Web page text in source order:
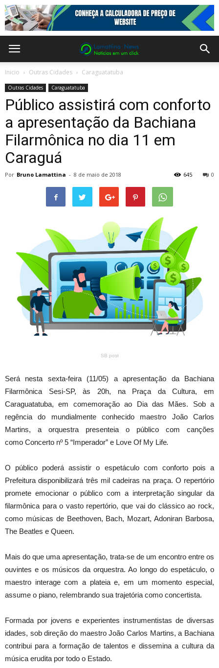
Inicio Outras Cidades Caraguatatuba
Outras Cidades Caraguatatuba
Público assistirá com conforto
a apresentação da Bachiana
Filarmônica no dia 11 em
Caraguá
Por Bruno Lamattina - 8 de maio de 2018 0
645
SB post
Será nesta sexta-feira (11/05) a apresentação da Bachiana
Filarmônica Sesi-SP, às 20h, na Praça da Cultura, em
Caraguatatuba, em comemoração ao Dia das Mães. Sob a
regência do mundialmente conhecido maestro João Carlos
Martins, a orquestra presenteia o público com canções
como Concerto nº 5 “Imperador” e Love Of My Life.
O público poderá assistir o espetáculo com conforto pois a
Prefeitura disponibilizará três mil cadeiras na praça. O repertório
promete emocionar o público com a interpretação singular da
filarmônica para o vasto repertório, que vai do clássico ao rock,
como músicas de Beethoven, Bach, Mozart, Adoniran Barbosa,
The Beatles e Queen.
Mais do que uma apresentação, trata-se de um encontro entre os
ouvintes e os músicos da orquestra. Ao longo do espetáculo, o
maestro interage com a plateia e, em um momento especial,
assume o piano, relembrando sua trajetória como concertista.
Formada por jovens e experientes instrumentistas de diversas
idades, sob direção do maestro João Carlos Martins, a Bachiana
contribui para a formação de talentos e dissemina a cultura da
música erudita por todo o Estado.